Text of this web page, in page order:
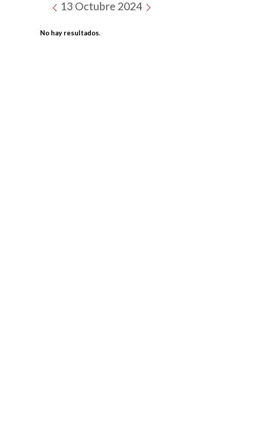
13 Octubre 2024
No hay resultados.